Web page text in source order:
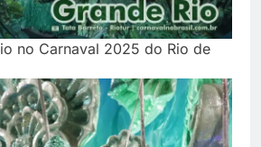
no Carnaval 2025 do Rio de